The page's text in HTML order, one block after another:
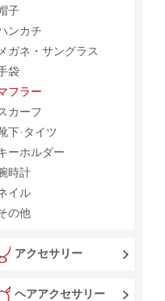
子
ンカチ
ガネ・サングラス
袋
フラー
カーフ
下·タイツ
ーホルダー
時計
イル
の他
アクセサリー
ヘアアクセサリー